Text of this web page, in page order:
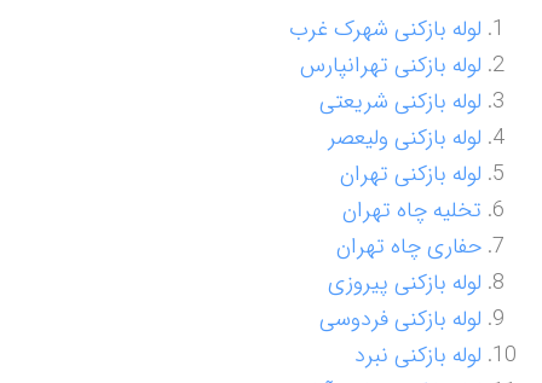
لوله بازکنی شهرک غرب
لوله بازکنی تهرانپارس
لوله بازکنی شریعتی
لوله بازکنی ولیعصر
لوله بازکنی تهران
تخلیه چاه تهران
حفاری چاه تهران
لوله بازکنی پیروزی
لوله بازکنی فردوسی
لوله بازکنی نبرد